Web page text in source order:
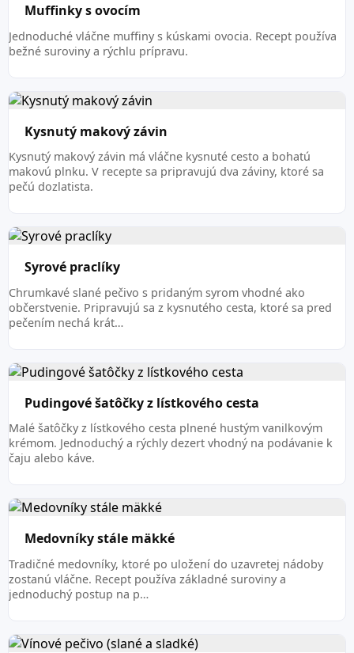
Muffinky s ovocím
Jednoduché vláčne muffiny s kúskami ovocia. Recept používa
bežné suroviny a rýchlu prípravu.
Kysnutý makový závin
Kysnutý makový závin má vláčne kysnuté cesto a bohatú
makovú plnku. V recepte sa pripravujú dva záviny, ktoré sa
pečú dozlatista.
Syrové praclíky
Chrumkavé slané pečivo s pridaným syrom vhodné ako
občerstvenie. Pripravujú sa z kysnutého cesta, ktoré sa pred
pečením nechá krát…
Pudingové šatôčky z lístkového cesta
Malé šatôčky z lístkového cesta plnené hustým vanilkovým
krémom. Jednoduchý a rýchly dezert vhodný na podávanie k
čaju alebo káve.
Medovníky stále mäkké
Tradičné medovníky, ktoré po uložení do uzavretej nádoby
zostanú vláčne. Recept používa základné suroviny a
jednoduchý postup na p…